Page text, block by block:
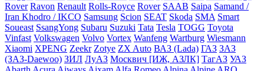
Rover Ravon Renault Rolls-Royce Rover SAAB Saipa Samand /
Iran Khodro / IKCO Samsung Scion SEAT Skoda SMA Smart
Soueast SsangYong Subaru Suzuki Tata Tesla TOGG Toyota
Vinfast Volkswagen Volvo Vortex Wanfeng Wartburg Wiesmann
Xiaomi XPENG Zeekr Zotye ZX Auto ВАЗ (Lada) ГАЗ ЗАЗ
(ЗАЗ-Daewoo) ЗИЛ ЛуАЗ Москвич [ИЖ, АЗЛК] ТагАЗ УАЗ